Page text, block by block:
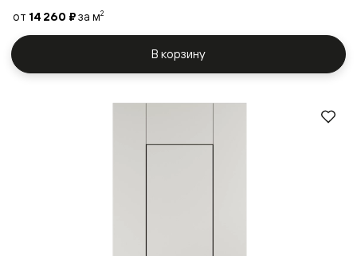
от 14 260 ₽за м2
В корзину